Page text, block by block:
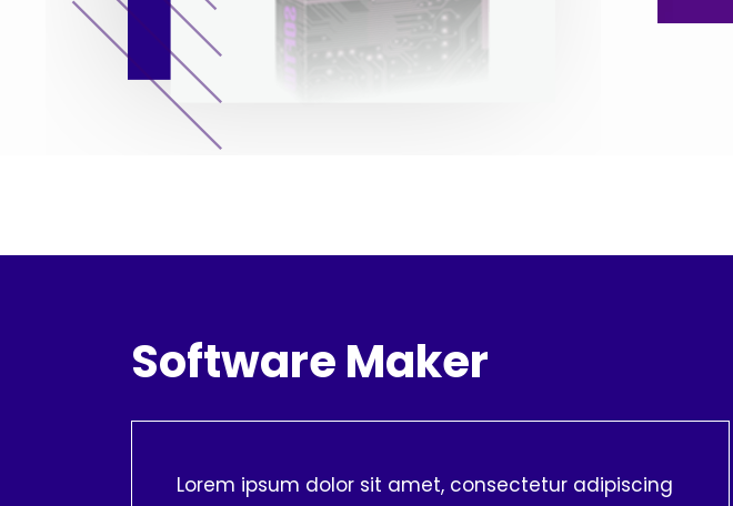
Software Maker
Lorem ipsum dolor sit amet, consectetur adipiscing